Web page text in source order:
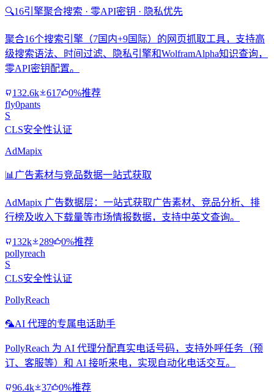
🔍16引擎聚合搜索 · 零API密钥 · 隐私优先
聚合16个搜索引擎（7国内+9国际）的网页抓取工具，支持高
级搜索语法、时间过滤、隐私引擎和WolframAlpha知识查询，
零API密钥配置。
132.6k 617
0%推荐
fly0pants
S
CLS安全性认证
AdMapix
📊 广告素材与竞品数据一站式获取
AdMapix 广告数据层：一站式获取广告素材、竞品分析、排
行榜及收入下载量等市场情报数据，支持中英文查询。
132k 289
0%推荐
pollyreach
S
CLS安全性认证
PollyReach
🦜AI 代理的专属电话助手
PollyReach 为 AI 代理分配真实电话号码，支持外呼任务（预
订、客服等）和 AI 接听来电，实现自动化电话交互。
96.4k 37 0%推荐